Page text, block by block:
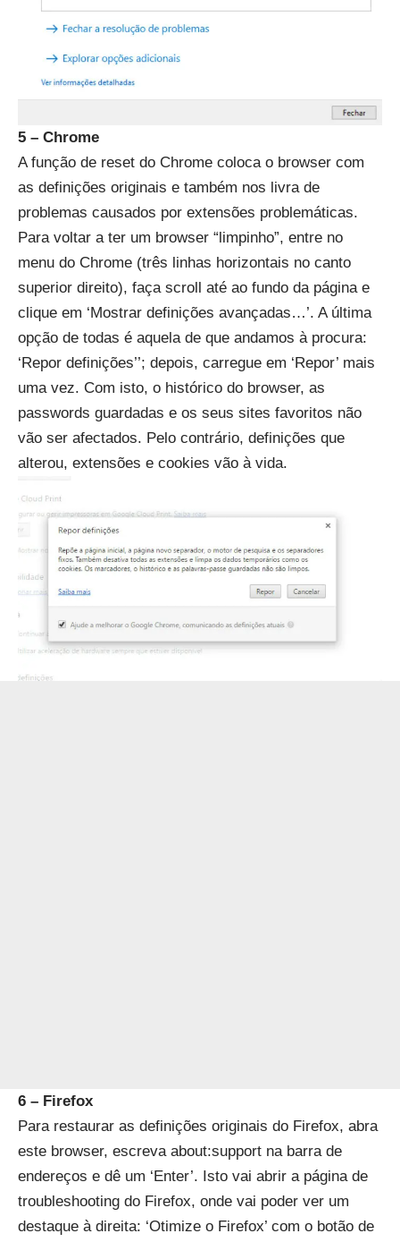
5 – Chrome
A função de reset do Chrome coloca o browser com
as definições originais e também nos livra de
problemas causados por extensões problemáticas.
Para voltar a ter um browser “limpinho”, entre no
menu do Chrome (três linhas horizontais no canto
superior direito), faça scroll até ao fundo da página e
clique em ‘Mostrar definições avançadas…’. A última
opção de todas é aquela de que andamos à procura:
‘Repor definições’’; depois, carregue em ‘Repor’ mais
uma vez. Com isto, o histórico do browser, as
passwords guardadas e os seus sites favoritos não
vão ser afectados. Pelo contrário, definições que
alterou, extensões e cookies vão à vida.
6 – Firefox
Para restaurar as definições originais do Firefox, abra
este browser, escreva about:support na barra de
endereços e dê um ‘Enter’. Isto vai abrir a página de
troubleshooting do Firefox, onde vai poder ver um
destaque à direita: ‘Otimize o Firefox’ com o botão de